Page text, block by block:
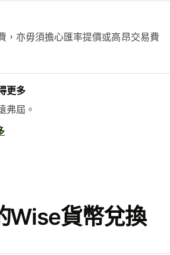
，亦毋須擔心匯率提價或高昂交易費
更多
弗屆。
Wise貨幣兌換